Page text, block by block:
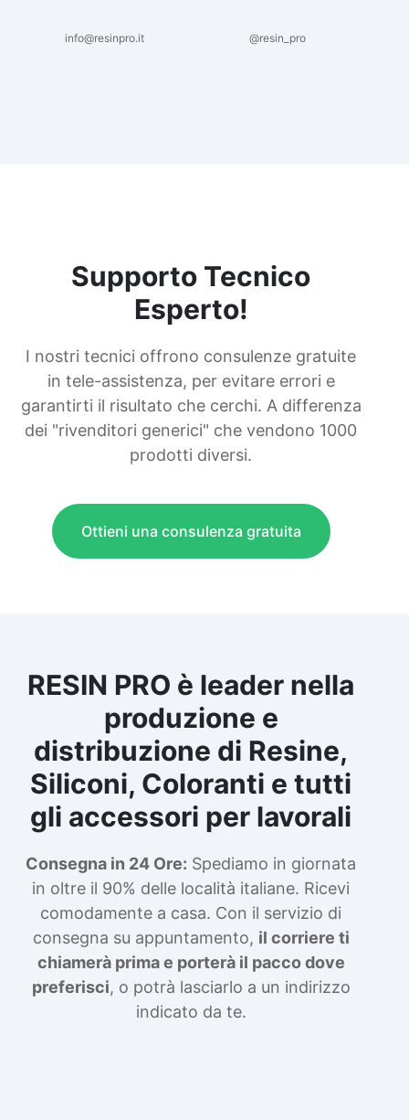
info@resinpro.it @resin_pro
Supporto Tecnico
Esperto!
I nostri tecnici offrono consulenze gratuite
in tele-assistenza, per evitare errori e
garantirti il risultato che cerchi. A differenza
dei "rivenditori generici" che vendono 1000
prodotti diversi.
Ottieni una consulenza gratuita
RESIN PRO è leader nella
produzione e
distribuzione di Resine,
Siliconi, Coloranti e tutti
gli accessori per lavorali
Consegna in 24 Ore: Spediamo in giornata
in oltre il 90% delle località italiane. Ricevi
comodamente a casa. Con il servizio di
consegna su appuntamento, il corriere ti
chiamerà prima e porterà il pacco dove
preferisci, o potrà lasciarlo a un indirizzo
indicato da te.